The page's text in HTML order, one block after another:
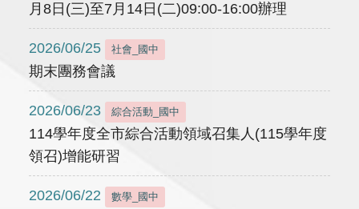
月8日(三)至7月14日(二)09:00-16:00辦理
2026/06/25 社會_國中
期末團務會議
2026/06/23 綜合活動_國中
114學年度全市綜合活動領域召集人(115學年度
領召)增能研習
2026/06/22 數學_國中